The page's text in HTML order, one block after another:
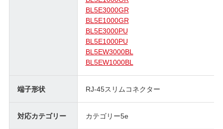
BL5E3000GR
BL5E1000GR
BL5E3000PU
BL5E1000PU
BL5EW3000BL
BL5EW1000BL
端子形状 RJ-45スリムコネクター
対応カテゴリー カテゴリー5e